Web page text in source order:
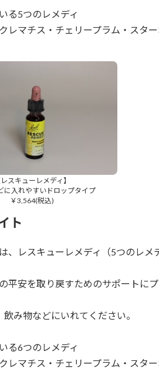
る5つのレメディ
レマチス・チェリープラム・スタ
レスキューレメディ】
に入れやすいドロップタイプ
￥3,564(税込)
ト
、レスキューレメディ（5つのレ
平安を取り戻すためのサポートに
み物などにいれてください。
る6つのレメディ
レマチス・チェリープラム・スタ